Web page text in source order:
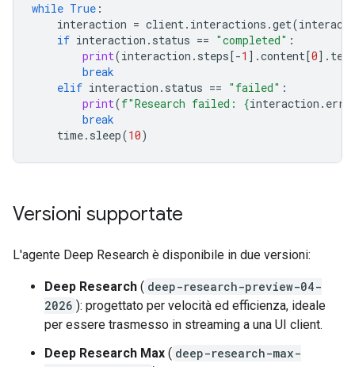
while True :
interaction = client. interactions .get(
if interaction . status == "completed" :
print(interaction . steps[-1 ] .content[0] . text
break
elif interaction . status == "failed" :
print(f"Research failed: {interaction .
break
time. sleep(10)
Versioni supportate
L'agente Deep Research è disponibile in due versioni:
Deep Research ( deep-research-preview-04-
2026 ): progettato per velocità ed efficienza, ideale
per essere trasmesso in streaming a una UI client.
Deep Research Max ( deep-research-max-